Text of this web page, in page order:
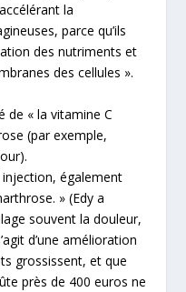
la
parce qu’ils
des nutriments et
des cellules ».
de «la vitamine C
(par exemple,
injection, également
»(Edy a
souvent la douleur,
d’une amélioration
grossissent,et que
près de 400 euros ne